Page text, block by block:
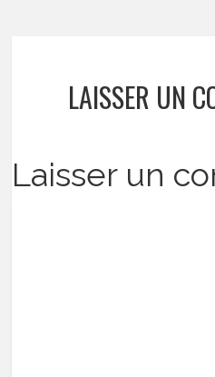
LAISSER UN
Laisser un